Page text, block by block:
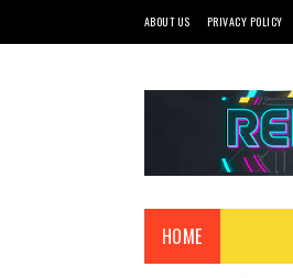
ABOUT US PRIVACY POLICY
HOME